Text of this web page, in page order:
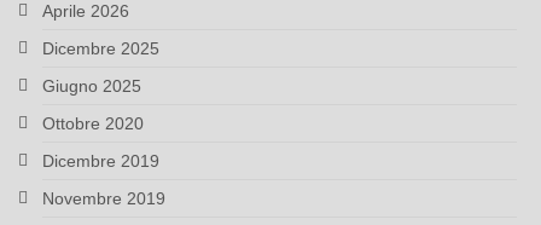
Aprile 2026
Dicembre 2025
Giugno 2025
Ottobre 2020
Dicembre 2019
Novembre 2019